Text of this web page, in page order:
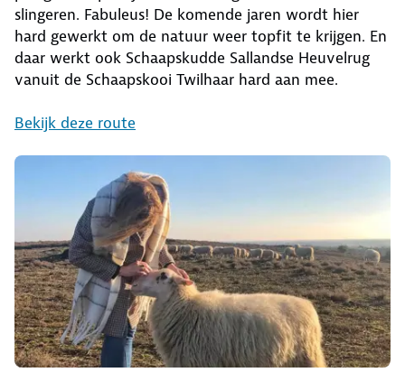
slingeren. Fabuleus! De komende jaren wordt hier
hard gewerkt om de natuur weer topfit te krijgen. En
daar werkt ook Schaapskudde Sallandse Heuvelrug
vanuit de Schaapskooi Twilhaar hard aan mee.
Bekijk deze route